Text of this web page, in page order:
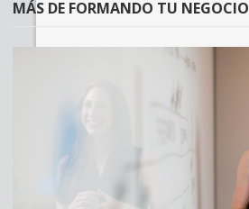
MÁS DE FORMANDO TU NEGOCIO